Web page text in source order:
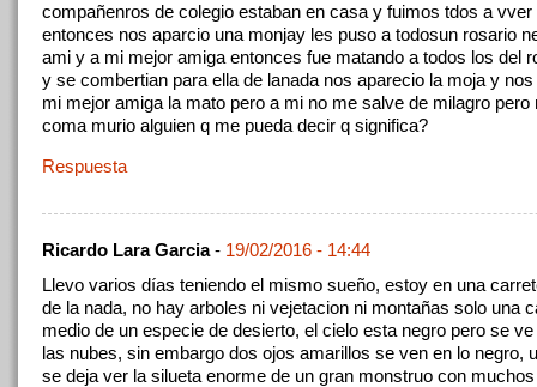
compañenros de colegio estaban en casa y fuimos tdos a
entonces nos aparcio una monjay les puso a todosun rosario
ami y a mi mejor amiga entonces fue matando a todos los del
y se combertian para ella de lanada nos aparecio la moja y
mi mejor amiga la mato pero a mi no me salve de milagro pero
coma murio alguien q me pueda decir q significa?
Respuesta
Ricardo Lara Garcia- 19/02/2016 - 14:44
Llevo varios días teniendo el mismo sueño, estoy en una
de la nada, no hay arboles ni vejetacion ni montañas solo una
medio de un especie de desierto, el cielo esta negro pero se
las nubes, sin embargo dos ojos amarillos se ven en lo negro,
se deja ver la silueta enorme de un gran monstruo con